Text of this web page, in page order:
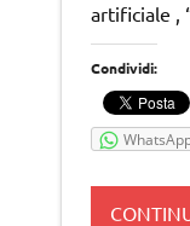
artificiale ,
Condividi: